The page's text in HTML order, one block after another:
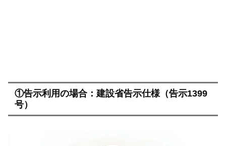
①告示利用の場合：建設省告示仕様（告示1399
号）